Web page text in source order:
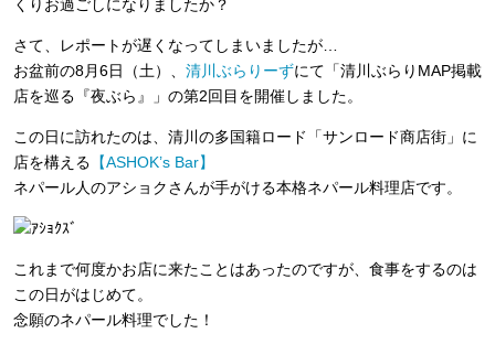
くりお過ごしになりましたか？
さて、レポートが遅くなってしまいましたが…
お盆前の8月6日（土）、 清川ぶらりーずにて「清川ぶらりMAP掲載
店を巡る『夜ぶら』」の第2回目を開催しました。
この日に訪れたのは、清川の多国籍ロード「サンロード商店街」に
店を構える 【ASHOK’s Bar】
ネパール人のアショクさんが手がける本格ネパール料理店です。
これまで何度かお店に来たことはあったのですが、食事をするのは
この日がはじめて。
念願のネパール料理でした！